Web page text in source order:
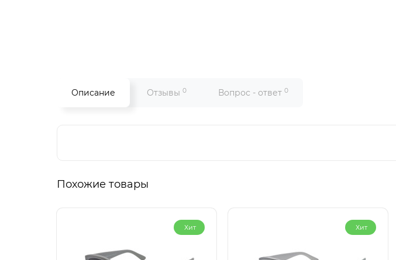
Описание Отзывы 0 Вопрос - ответ 0
Похожие товары
Хит Хит